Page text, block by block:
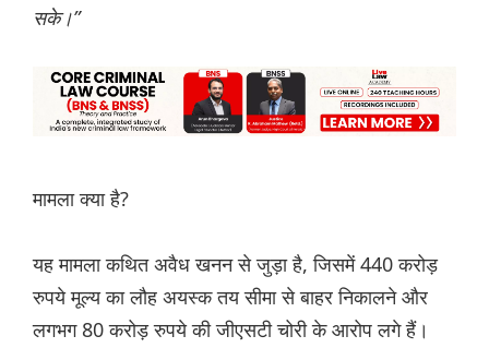
सके।”
मामला क्या है?
यह मामला कथित अवैध खनन से जुड़ा है, जिसमें 440 करोड़
रुपये मूल्य का लौह अयस्क तय सीमा से बाहर निकालने और
लगभग 80 करोड़ रुपये की जीएसटी चोरी के आरोप लगे हैं।